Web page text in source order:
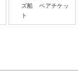
ズ船 ペアチケッ
ト